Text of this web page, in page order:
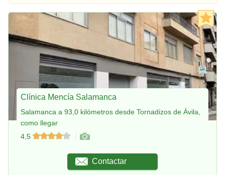
Clínica Mencía Salamanca
Salamanca a 93,0 kilómetros desde Tornadizos de Ávila,
como llegar
4,5
Contactar